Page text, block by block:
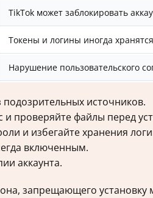
TikTok может заблокировать
Токены и логины иногда
Нарушение пользовательского
источников.
и проверяйте файлы перед
и избегайте хранения
включенным.
аккаунта.
запрещающего